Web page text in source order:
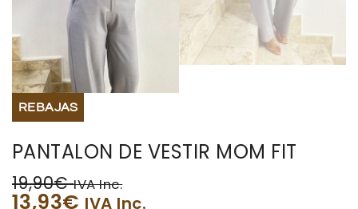
REBAJAS
PANTALON DE VESTIR MOM FIT
19,90€ IVA Inc.
13,93€ IVA Inc.